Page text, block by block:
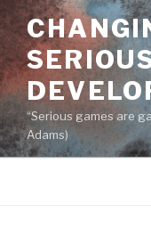
Naar
de
inhoud
springen
“Serious games are
Adams)